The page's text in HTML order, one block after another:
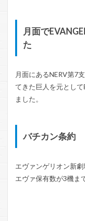
月面で
た
月面にあるNERV第7
てきた巨人を元とし
ました。
バチカン条約
エヴァンゲリオン新
エヴァ保有数が3機ま